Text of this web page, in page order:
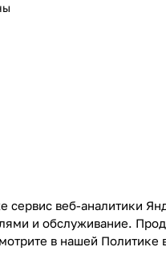
веб-аналитики
и обслуживание.
в нашей Политике